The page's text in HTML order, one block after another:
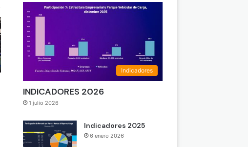
Indicadores
INDICADORES 2026
1 julio 2026
Indicadores 2025
6 enero 2026